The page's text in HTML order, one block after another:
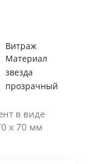
Витраж
Материал
звезда
прозрачный
в виде
х 70 мм